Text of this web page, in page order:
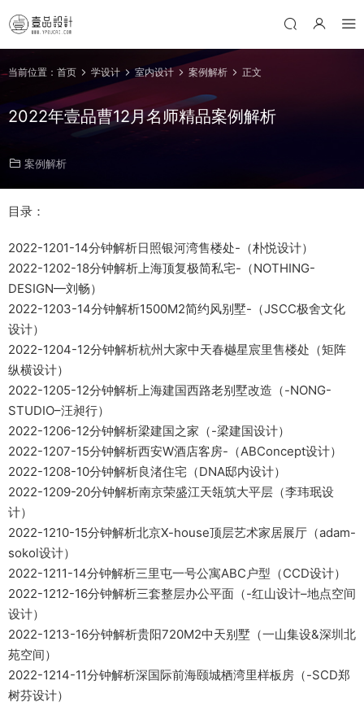
当前位置： 首页 学设计 室内设计 案例解析 正文
2022年壹品曹12月名师精品案例解析
案例解析
目录：
2022-1201-14分钟解析日照银河湾售楼处-（朴悦设计）
2022-1202-18分钟解析上海顶复极简私宅-（NOTHING-
DESIGN—刘畅）
2022-1203-14分钟解析1500M2简约风别墅-（JSCC极舍文化
设计）
2022-1204-12分钟解析杭州大家中天春樾星宸里售楼处（矩阵
纵横设计）
2022-1205-12分钟解析上海建国西路老别墅改造（-NONG-
STUDIO–汪昶行）
2022-1206-12分钟解析梁建国之家（-梁建国设计）
2022-1207-15分钟解析西安W酒店客房-（ABConcept设计）
2022-1208-10分钟解析良渚住宅（DNA邸内设计）
2022-1209-20分钟解析南京荣盛江天瓴筑大平层（李玮珉设
计）
2022-1210-15分钟解析北京X-house顶层艺术家居展厅（adam-
sokol设计）
2022-1211-14分钟解析三里屯一号公寓ABC户型（CCD设计）
2022-1212-16分钟解析三套整层办公平面（-红山设计–地点空间
设计）
2022-1213-16分钟解析贵阳720M2中天别墅（一山集设&深圳北
苑空间）
2022-1214-11分钟解析深国际前海颐城栖湾里样板房（-SCD郑
树芬设计）